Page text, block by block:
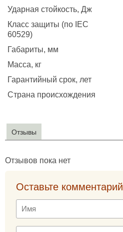
Ударная стойкость, Дж
Класс защиты (по IEC
60529)
Габариты, мм
Масса, кг
Гарантийный срок, лет
Страна происхождения
Отзывы
Отзывов пока нет
Оставьте комментарий